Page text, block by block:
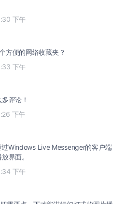
下午
方便的网络收藏夹？
下午
评论！
下午
过Windows Live Messenger的客户端
界面。
下午